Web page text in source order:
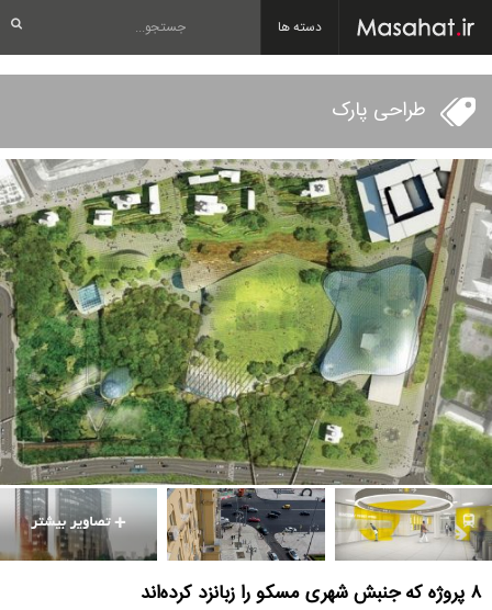
دسته ها
طراحی پارک
۸ پروژه که جنبش شهری مسکو را زبانزد کرده‌اند